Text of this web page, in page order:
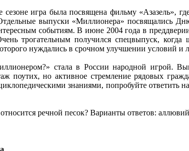
игра была посвящена фильму «Азазель»,
выпуски «Миллионера» посвящались
событиям. В июне 2004 года в
трогательным получился спецвыпуск,
нуждались в срочном улучшении условий и
стала в России народной игрой.
поутих, но активное стремление рядовых
знаниями, попробуйте ответить
речной песок? Варианты ответов: